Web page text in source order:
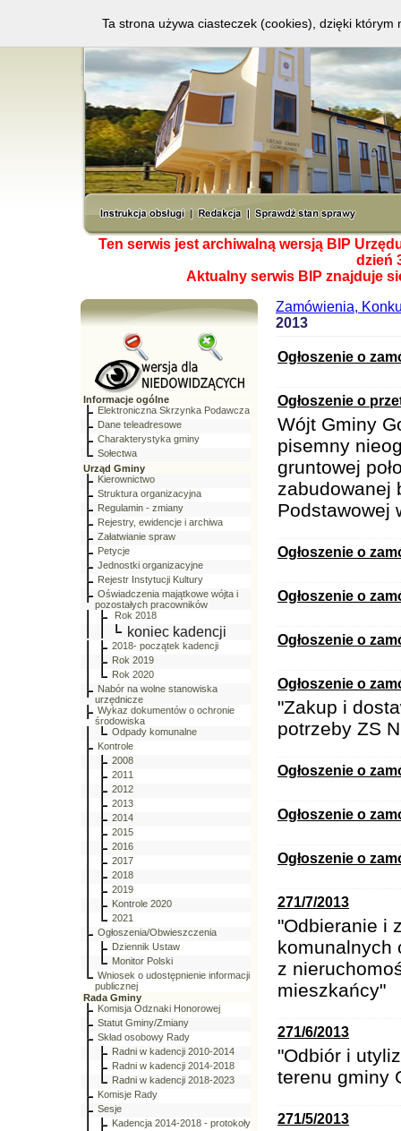
Ten serwis jest archiwalną wersją BIP
dzień
Aktualny serwis BIP znajduje
Informacje ogólne
Elektroniczna Skrzynka Podawcza
Dane teleadresowe
Charakterystyka gminy
Sołectwa
Urząd Gminy
Kierownictwo
Struktura organizacyjna
Regulamin - zmiany
Rejestry, ewidencje i archiwa
Załatwianie spraw
Petycje
Jednostki organizacyjne
Rejestr Instytucji Kultury
Oświadczenia majątkowe wójta i
pozostałych pracowników
Rok 2018
koniec kadencji
2018- początek kadencji
Rok 2019
Rok 2020
Nabór na wolne stanowiska
urzędnicze
Wykaz dokumentów o ochronie
środowiska
Odpady komunalne
Kontrole
2008
2011
2012
2013
2014
2015
2016
2017
2018
2019
Kontrole 2020
2021
Ogłoszenia/Obwieszczenia
Dziennik Ustaw
Monitor Polski
Wniosek o udostępnienie informacji
publicznej
Rada Gminy
Komisja Odznaki Honorowej
Statut Gminy/Zmiany
Skład osobowy Rady
Radni w kadencji 2010-2014
Radni w kadencji 2014-2018
Radni w kadencji 2018-2023
Komisje Rady
Sesje
Kadencja 2014-2018 - protokoły
Zamówienia,
2013
Ogłoszenie o
Ogłoszenie o
Wójt Gminy
pisemny
gruntowej
zabudowanej
Podstawowej
Ogłoszenie o
Ogłoszenie o
Ogłoszenie o
Ogłoszenie o
"Zakup i
potrzeby ZS
Ogłoszenie o
Ogłoszenie o
Ogłoszenie o
271/7/2013
"Odbieranie i
komunalnych
z
mieszkańcy"
271/6/2013
"Odbiór i
terenu gminy
271/5/2013
Ta strona używa ciasteczek (cookies), dzięki którym